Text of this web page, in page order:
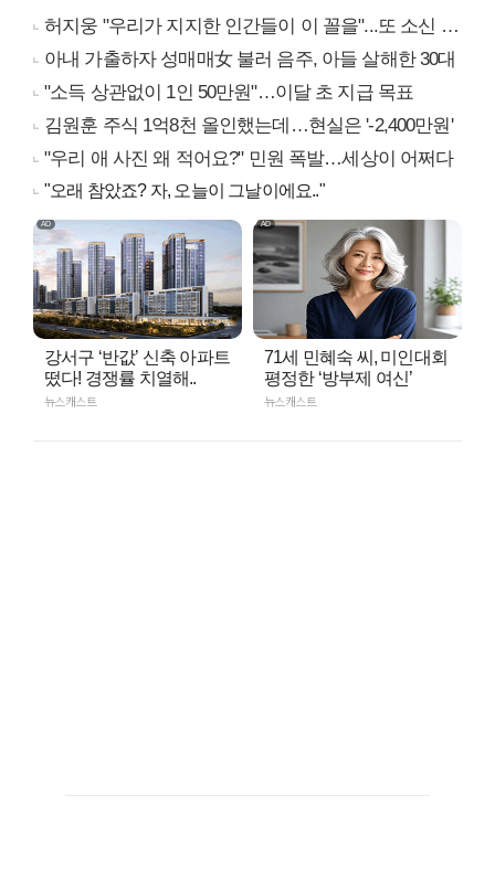
허지웅 "우리가 지지한 인간들이 이 꼴을"...또 소신 발언
아내 가출하자 성매매女 불러 음주, 아들 살해한 30대
"소득 상관없이 1인 50만원"…이달 초 지급 목표
김원훈 주식 1억8천 올인했는데…현실은 '-2,400만원'
"우리 애 사진 왜 적어요?" 민원 폭발…세상이 어쩌다
"오래 참았죠? 자, 오늘이 그날이에요.."
강서구 ‘반값’ 신축 아파트
떴다! 경쟁률 치열해..
뉴스캐스트
71세 민혜숙 씨, 미인대회
평정한 ‘방부제 여신’
뉴스캐스트